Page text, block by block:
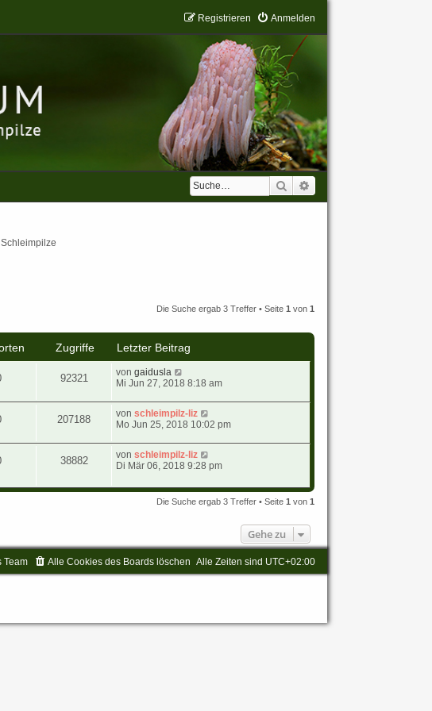
Anmelden
Registrieren
Suche
Die Suche ergab 3 Treffer • Seite1 von1
Zugriffe
Letzter Beitrag
92321 vongaidusla
Mi Jun 27, 2018 8:18 am
207188 vonschleimpilz-liz
Mo Jun 25, 2018 10:02 pm
38882 vonschleimpilz-liz
Di Mär 06, 2018 9:28 pm
Die Suche ergab 3 Treffer • Seite1 von1
Gehe zu
Alle Zeiten sind UTC+02:00
Alle Cookies des Boards löschen
Team